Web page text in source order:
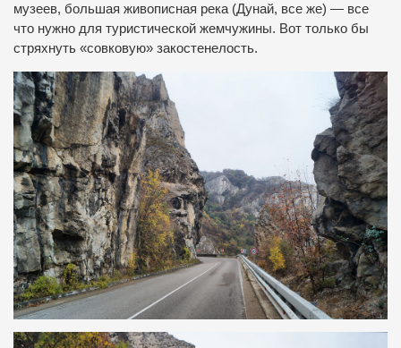
музеев, большая живописная река (Дунай, все же) — все
что нужно для туристической жемчужины. Вот только бы
стряхнуть «совковую» закостенелость.